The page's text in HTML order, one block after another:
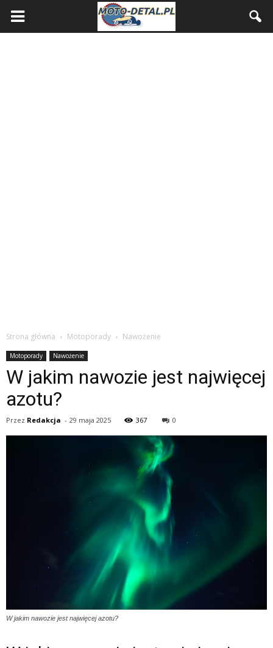
Strona główna Motoporady Nawożenie
Motoporady Nawożenie
W jakim nawozie jest najwięcej
azotu?
Przez Redakcja - 29 maja 2025 367 0
W jakim nawozie jest najwięcej azotu?